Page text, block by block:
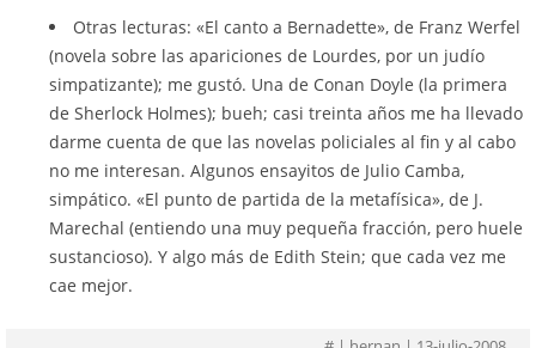
Otras lecturas: «El canto a Bernadette», de Franz Werfel
(novela sobre las apariciones de Lourdes, por un judío
simpatizante); me gustó. Una de Conan Doyle (la primera
de Sherlock Holmes); bueh; casi treinta años me ha llevado
darme cuenta de que las novelas policiales al fin y al cabo
no me interesan. Algunos ensayitos de Julio Camba,
simpático. «El punto de partida de la metafísica», de J.
Marechal (entiendo una muy pequeña fracción, pero huele
sustancioso). Y algo más de Edith Stein; que cada vez me
cae mejor.